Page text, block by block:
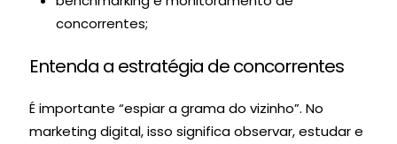
concorrentes;
Entenda a estratégia de concorrentes
É importante “espiar a grama do vizinho”. No
marketing digital, isso significa observar, estudar e